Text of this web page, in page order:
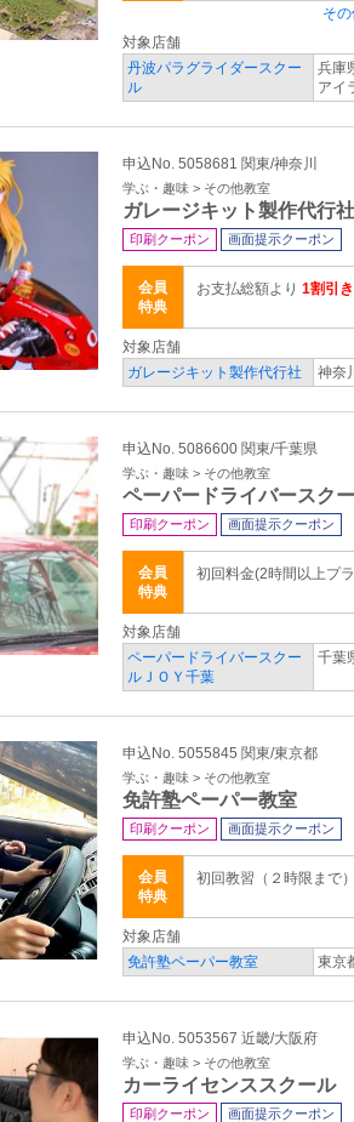
そ
対象店舗
丹波パラグライダースクー
ル
兵庫
アイ
申込No. 5058681 関東/神奈川
学ぶ・趣味 > その他教室
ガレージキット製作代行社
印刷クーポン 画面提示クーポン
会員
特典
お支払総額より 1割引き
対象店舗
ガレージキット製作代行社
神奈
申込No. 5086600 関東/千葉県
学ぶ・趣味 > その他教室
ペーパードライバースク
印刷クーポン 画面提示クーポン
会員
特典
初回料金(2時間以上プ
対象店舗
ペーパードライバースクー
ルＪＯＹ千葉
千葉
申込No. 5055845 関東/東京都
学ぶ・趣味 > その他教室
免許塾ペーパー教室
印刷クーポン 画面提示クーポン
会員
特典
初回教習（２時限まで）
対象店舗
免許塾ペーパー教室
東京
申込No. 5053567 近畿/大阪府
学ぶ・趣味 > その他教室
カーライセンススクール
印刷クーポン 画面提示クーポン